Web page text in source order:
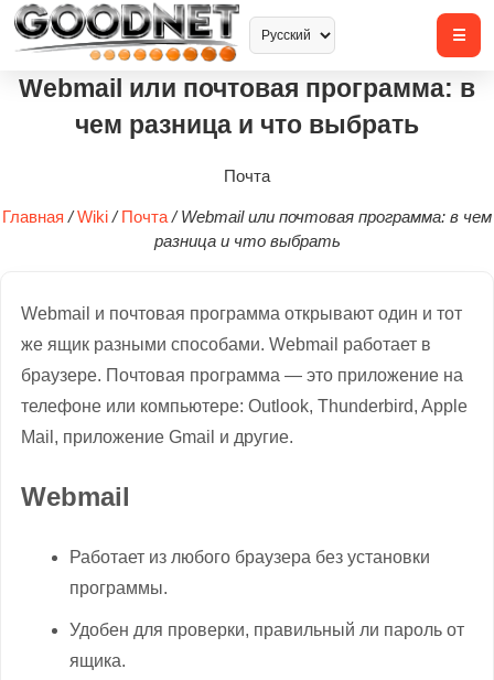
Webmail или почтовая программа: в
чем разница и что выбрать
Почта
Главная / Wiki / Почта / Webmail или почтовая программа: в чем
разница и что выбрать
Webmail и почтовая программа открывают один и тот
же ящик разными способами. Webmail работает в
браузере. Почтовая программа — это приложение на
телефоне или компьютере: Outlook, Thunderbird, Apple
Mail, приложение Gmail и другие.
Webmail
Работает из любого браузера без установки
программы.
Удобен для проверки, правильный ли пароль от
ящика.